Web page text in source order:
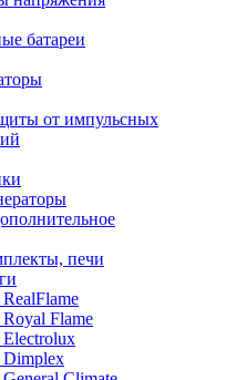
батареи
от импульсных
печи
Flame